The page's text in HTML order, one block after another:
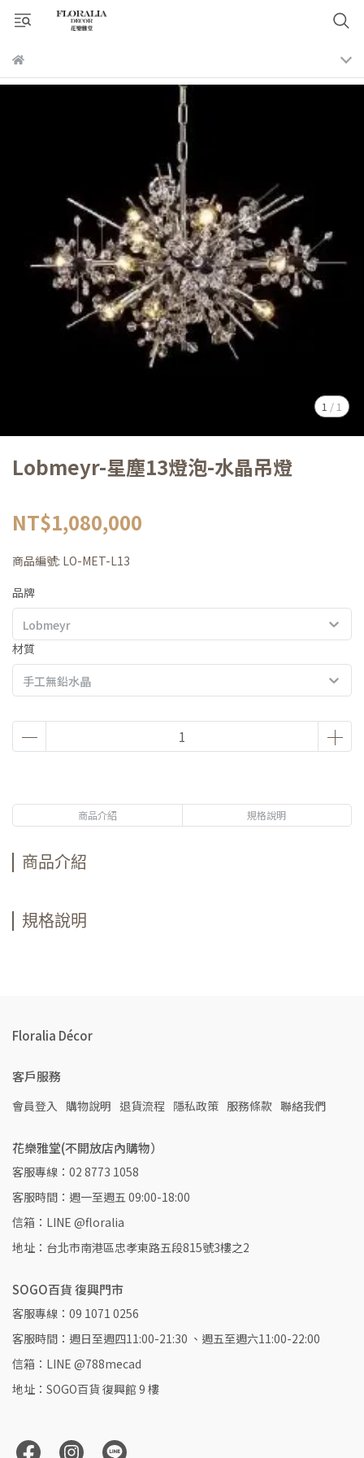
1 / 1
Lobmeyr-星塵13燈泡-水晶吊燈
NT$1,080,000
商品編號: LO-MET-L13
品牌
Lobmeyr
材質
手工無鉛水晶
商品介紹 規格說明
商品介紹
規格說明
Floralia Décor
客戶服務
會員登入 購物說明 退貨流程 隱私政策 服務條款 聯絡我們
花樂雅堂(不開放店內購物）
客服專線：02 8773 1058
客服時間：週一至週五 09:00-18:00
信箱：LINE @floralia
地址：台北市南港區忠孝東路五段815號3樓之2
SOGO百貨 復興門市
客服專線：09 1071 0256
客服時間：週日至週四11:00-21:30 、週五至週六11:00-22:00
信箱：LINE @788mecad
地址：SOGO百貨 復興館 9 樓